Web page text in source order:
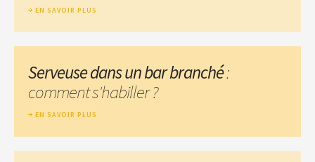
EN SAVOIR PLUS
Serveuse dans un bar branché:
comment s'habiller ?
EN SAVOIR PLUS